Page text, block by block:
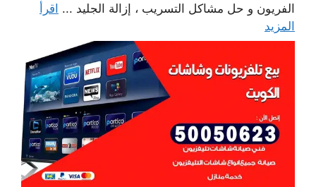
الفريون و حل مشاكل التسريب ، إزالة الجليد ... اقرأ
المزيد